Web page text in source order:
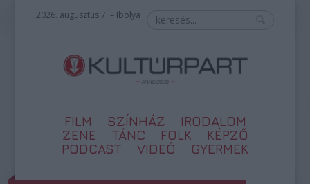
2026. augusztus 7. – Ibolya
FILM SZÍNHÁZ
IRODALOM
ZENE
TÁNC FOLK
KÉPZŐ
PODCAST
VIDEÓ GYERMEK